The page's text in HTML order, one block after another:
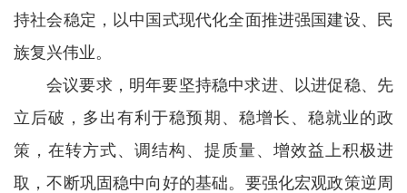
持社会稳定，以中国式现代化全面推进强国建设、民
族复兴伟业。
会议要求，明年要坚持稳中求进、以进促稳、先
立后破，多出有利于稳预期、稳增长、稳就业的政
策，在转方式、调结构、提质量、增效益上积极进
取，不断巩固稳中向好的基础。要强化宏观政策逆周